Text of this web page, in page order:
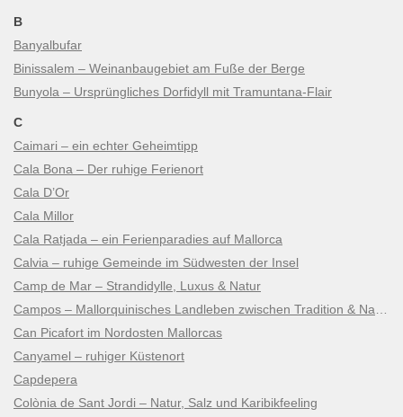
B
Banyalbufar
Binissalem – Weinanbaugebiet am Fuße der Berge
Bunyola – Ursprüngliches Dorfidyll mit Tramuntana-Flair
C
Caimari – ein echter Geheimtipp
Cala Bona – Der ruhige Ferienort
Cala D’Or
Cala Millor
Cala Ratjada – ein Ferienparadies auf Mallorca
Calvia – ruhige Gemeinde im Südwesten der Insel
Camp de Mar – Strandidylle, Luxus & Natur
Campos – Mallorquinisches Landleben zwischen Tradition & Natur
Can Picafort im Nordosten Mallorcas
Canyamel – ruhiger Küstenort
Capdepera
Colònia de Sant Jordi – Natur, Salz und Karibikfeeling